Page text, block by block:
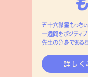
五十六謀星もっち
一週間をポジティ
先生の分身である星
詳しく